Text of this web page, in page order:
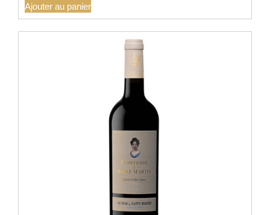
Ajouter au panier